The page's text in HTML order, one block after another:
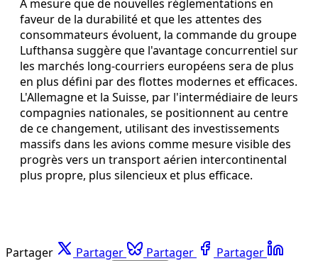
À mesure que de nouvelles réglementations en
faveur de la durabilité et que les attentes des
consommateurs évoluent, la commande du groupe
Lufthansa suggère que l'avantage concurrentiel sur
les marchés long‑courriers européens sera de plus
en plus défini par des flottes modernes et efficaces.
L'Allemagne et la Suisse, par l'intermédiaire de leurs
compagnies nationales, se positionnent au centre
de ce changement, utilisant des investissements
massifs dans les avions comme mesure visible des
progrès vers un transport aérien intercontinental
plus propre, plus silencieux et plus efficace.
Partager Partager Partager
Partager